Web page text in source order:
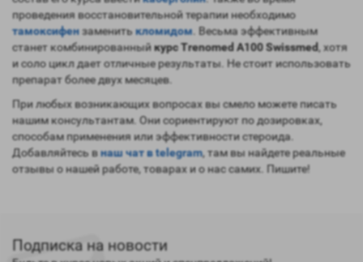
проведения восстановительной терапии необходимо
тамоксифензаменитькломидом . Весьма эффективным
станет комбинированныйкурс Trenomed A100 Swissmed, хотя
и соло цикл дает отличные результаты. Не стоит использовать
препарат более двух месяцев.
При любых возникающих вопросах вы смело можете писать
нашим консультантам. Они сориентируют по дозировках,
способам применения или эффективности стероида.
Добавляйтесь внаш чат в telegram, там вы найдете реальные
отзывы о нашей работе, товарах и о нас самих. Пишите!
Подписка на новости